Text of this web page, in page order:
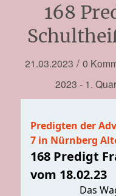
168
21.03.2023 / 0
2023 - 1.